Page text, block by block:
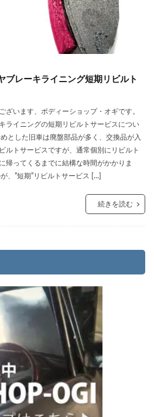
ブレーキライニング短期リビルト
ざいます、ボディーショップ・オギです。
ライニングの短期リビルトサービスについ
とした旧車は廃盤部品が多く、交換品が入
ルトサービスですが、通常個別にリビルト
帰ってくるまでに結構な時間がかかりま
、”短期”リビルトサービス […]
続きを読む